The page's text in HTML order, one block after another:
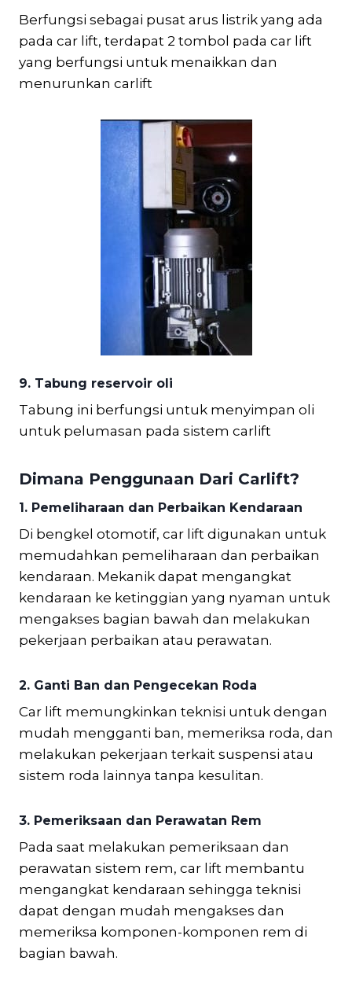
Berfungsi sebagai pusat arus listrik yang ada
pada car lift, terdapat 2 tombol pada car lift
yang berfungsi untuk menaikkan dan
menurunkan carlift
9. Tabung reservoir oli
Tabung ini berfungsi untuk menyimpan oli
untuk pelumasan pada sistem carlift
Dimana Penggunaan Dari Carlift?
1. Pemeliharaan dan Perbaikan Kendaraan
Di bengkel otomotif, car lift digunakan untuk
memudahkan pemeliharaan dan perbaikan
kendaraan. Mekanik dapat mengangkat
kendaraan ke ketinggian yang nyaman untuk
mengakses bagian bawah dan melakukan
pekerjaan perbaikan atau perawatan.
2. Ganti Ban dan Pengecekan Roda
Car lift memungkinkan teknisi untuk dengan
mudah mengganti ban, memeriksa roda, dan
melakukan pekerjaan terkait suspensi atau
sistem roda lainnya tanpa kesulitan.
3. Pemeriksaan dan Perawatan Rem
Pada saat melakukan pemeriksaan dan
perawatan sistem rem, car lift membantu
mengangkat kendaraan sehingga teknisi
dapat dengan mudah mengakses dan
memeriksa komponen-komponen rem di
bagian bawah.